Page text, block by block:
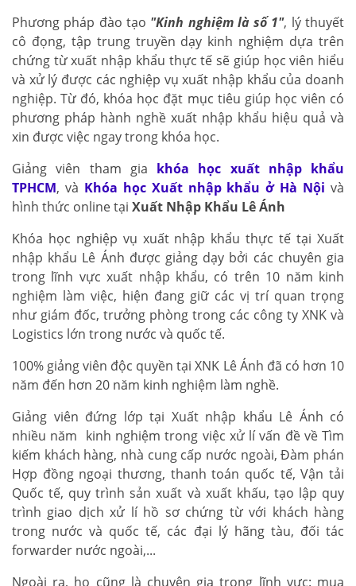
Phương pháp đào tạo "Kinh nghiệm là số 1", lý thuyết
cô đọng, tập trung truyền dạy kinh nghiệm dựa trên
chứng từ xuất nhập khẩu thực tế sẽ giúp học viên hiểu
và xử lý được các nghiệp vụ xuất nhập khẩu của doanh
nghiệp. Từ đó, khóa học đặt mục tiêu giúp học viên có
phương pháp hành nghề xuất nhập khẩu hiệu quả và
xin được việc ngay trong khóa học.
Giảng viên tham gia khóa học xuất nhập khẩu
TPHCM, và Khóa học Xuất nhập khẩu ở Hà Nội và
hình thức online tại Xuất Nhập Khẩu Lê Ánh
Khóa học nghiệp vụ xuất nhập khẩu thực tế tại Xuất
nhập khẩu Lê Ánh được giảng dạy bởi các chuyên gia
trong lĩnh vực xuất nhập khẩu, có trên 10 năm kinh
nghiệm làm việc, hiện đang giữ các vị trí quan trọng
như giám đốc, trưởng phòng trong các công ty XNK và
Logistics lớn trong nước và quốc tế.
100% giảng viên độc quyền tại XNK Lê Ánh đã có hơn 10
năm đến hơn 20 năm kinh nghiệm làm nghề.
Giảng viên đứng lớp tại Xuất nhập khẩu Lê Ánh có
nhiều năm kinh nghiệm trong việc xử lí vấn đề về Tìm
kiếm khách hàng, nhà cung cấp nước ngoài, Đàm phán
Hợp đồng ngoại thương, thanh toán quốc tế, Vận tải
Quốc tế, quy trình sản xuất và xuất khấu, tạo lập quy
trình giao dịch xử lí hồ sơ chứng từ với khách hàng
trong nước và quốc tế, các đại lý hãng tàu, đối tác
forwarder nước ngoài,...
Ngoài ra, họ cũng là chuyên gia trong lĩnh vực: mua